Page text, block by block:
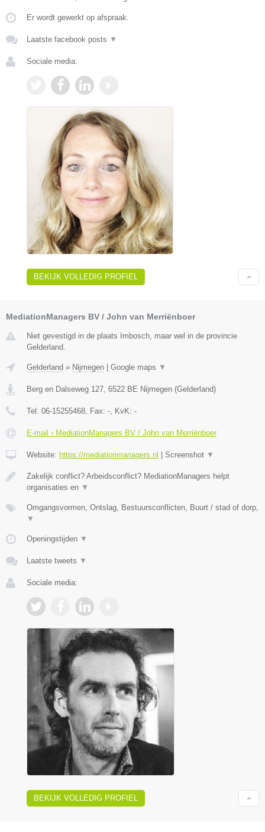
Er wordt gewerkt op afspraak.
Laatste facebook posts ▼
Sociale media:
BEKIJK VOLLEDIG PROFIEL
MediationManagers BV / John van Merriënboer
Niet gevestigd in de plaats Imbosch, maar wel in de provincie
Gelderland.
Gelderland » Nijmegen Google maps ▼
Berg en Dalseweg 127 6522 BE Nijmegen (Gelderland)
Tel: 06-15255468 , Fax: - , KvK: -
E-mail › MediationManagers BV / John van Merriënboer
Website: https://mediationmanagers.nl Screenshot ▼
Zakelijk conflict? Arbeidsconflict? MediationManagers helpt
organisaties en ▼
Omgangsvormen, Ontslag, Bestuursconflicten, Buurt / stad of dorp,
▼
Openingstijden ▼
Laatste tweets ▼
Sociale media:
BEKIJK VOLLEDIG PROFIEL